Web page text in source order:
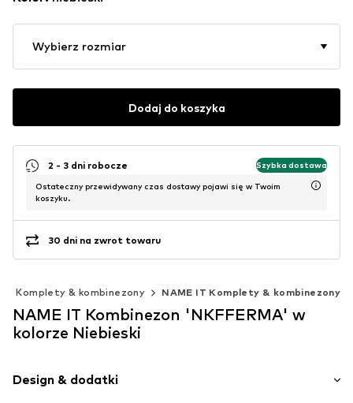
Wybierz rozmiar
Dodaj do koszyka
2 - 3 dni robocze Szybka dostawa
Ostateczny przewidywany czas dostawy pojawi się w Twoim
koszyku.
30 dni na zwrot towaru
Komplety & kombinezony NAME IT Komplety & kombinezony
NAME IT Kombinezon 'NKFFERMA' w
kolorze Niebieski
Design & dodatki